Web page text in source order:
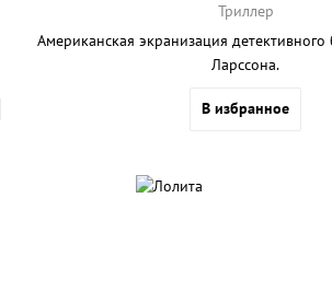
Триллер
Американская экранизация детективного
Ларссона.
В избранное